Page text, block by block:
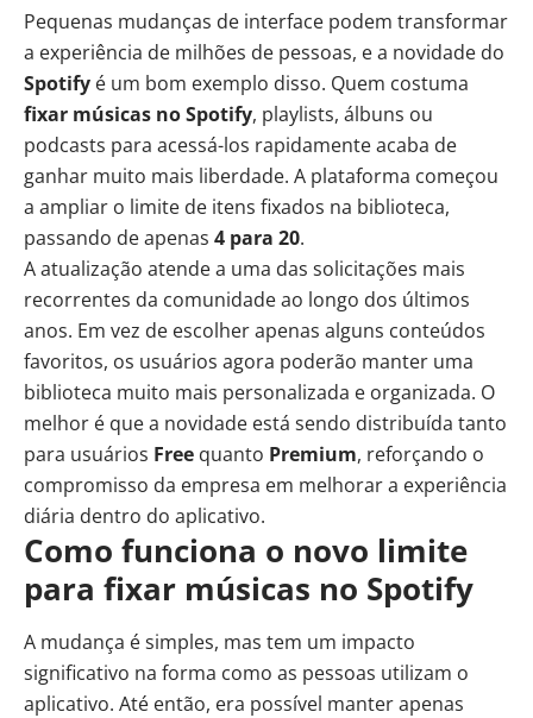
Pequenas mudanças de interface podem transformar
a experiência de milhões de pessoas, e a novidade do
Spotify é um bom exemplo disso. Quem costuma
fixar músicas noSpotify, playlists, álbuns ou
podcasts para acessá-los rapidamente acaba de
ganhar muito mais liberdade. A plataforma começou
a ampliar o limite de itens fixados na biblioteca,
passando de apenas 4 para 20.
A atualização atende a uma das solicitações mais
recorrentes da comunidade ao longo dos últimos
anos. Em vez de escolher apenas alguns conteúdos
favoritos, os usuários agora poderão manter uma
biblioteca muito mais personalizada e organizada. O
melhor é que a novidade está sendo distribuída tanto
para usuários Free quanto Premium, reforçando o
compromisso da empresa em melhorar a experiência
diária dentro do aplicativo.
Como funciona o novo limite
para fixar músicas no Spotify
A mudança é simples, mas tem um impacto
significativo na forma como as pessoas utilizam o
aplicativo. Até então, era possível manter apenas